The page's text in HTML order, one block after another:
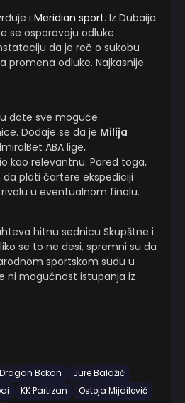
i Meridian sport. Iz Dubaija
se osporavaju odluke
da je reč o sukobu
promena odluke. Najkasnije
date sve moguće
Dodaje se da je Milija
ABA lige,
kao relevantnu. Pored toga,
plati čartere ekspediciji
u eventualnom finalu.
hitnu sednicu Skupštne i
se to ne desi, spremni su da
sportskom sudu u
ni mogućnost istupanja iz
Dragan Bokan
Jure Balažič
KK Partizan Ostoja Mijailović